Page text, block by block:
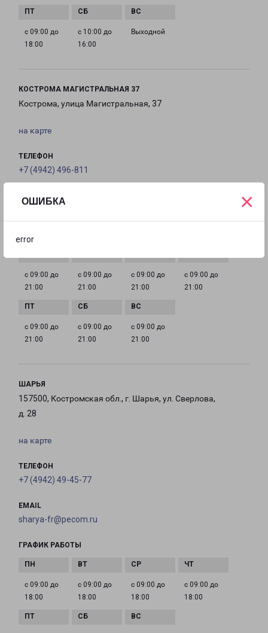
ОШИБКА
error
×
с 09:00 до
18:00
с 10:00 до
16:00
Выходной
КОСТРОМА МАГИСТРАЛЬНАЯ 37
Кострома, улица Магистральная, 37
на карте
ТЕЛЕФОН
+7 (4942) 496-811
EMAIL
с 09:00 до
21:00
с 09:00 до
21:00
с 09:00 до
21:00
с 09:00 до
21:00
с 09:00 до
21:00
с 09:00 до
21:00
с 09:00 до
21:00
ШАРЬЯ
157500, Костромская обл., г. Шарья, ул. Сверлова,
д. 28
на карте
ТЕЛЕФОН
+7 (4942) 49-45-77
EMAIL
sharya-fr@pecom.ru
ГРАФИК РАБОТЫ
с 09:00 до
18:00
с 09:00 до
18:00
с 09:00 до
18:00
с 09:00 до
18:00